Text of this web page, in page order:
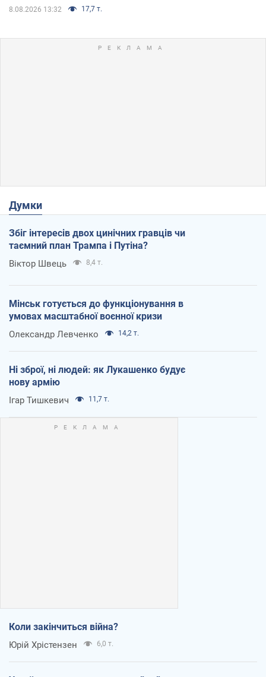
8.08.2026 13:32 17,7 т.
Думки
Збіг інтересів двох цинічних гравців чи
таємний план Трампа і Путіна?
Віктор Швець 8,4 т.
Мінськ готується до функціонування в
умовах масштабної воєнної кризи
Олександр Левченко 14,2 т.
Ні зброї, ні людей: як Лукашенко будує
нову армію
Ігар Тишкевич 11,7 т.
Коли закінчиться війна?
Юрій Хрістензен 6,0 т.